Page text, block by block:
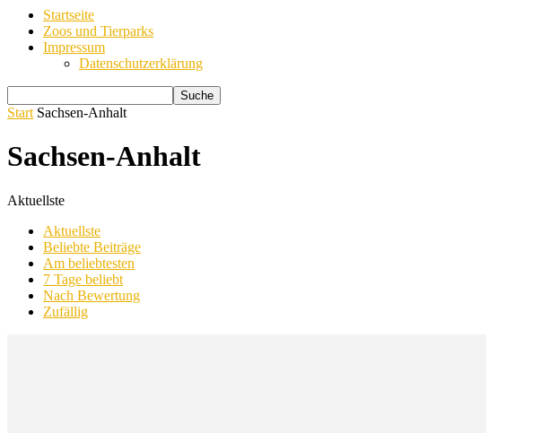
Startseite
Zoos und Tierparks
Impressum
Datenschutzerklärung
Start Sachsen-Anhalt
Sachsen-Anhalt
Aktuellste
Aktuellste
Beliebte Beiträge
Am beliebtesten
7 Tage beliebt
Nach Bewertung
Zufällig